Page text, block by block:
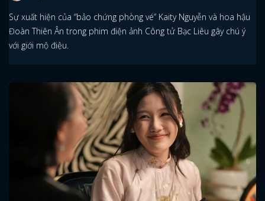
Sự xuất hiện của “bảo chứng phòng vé” Kaity Nguyễn và hoa hậu
Đoàn Thiên Ân trong phim điện ảnh Công tử Bạc Liêu gây chú ý
với giới mộ điệu.